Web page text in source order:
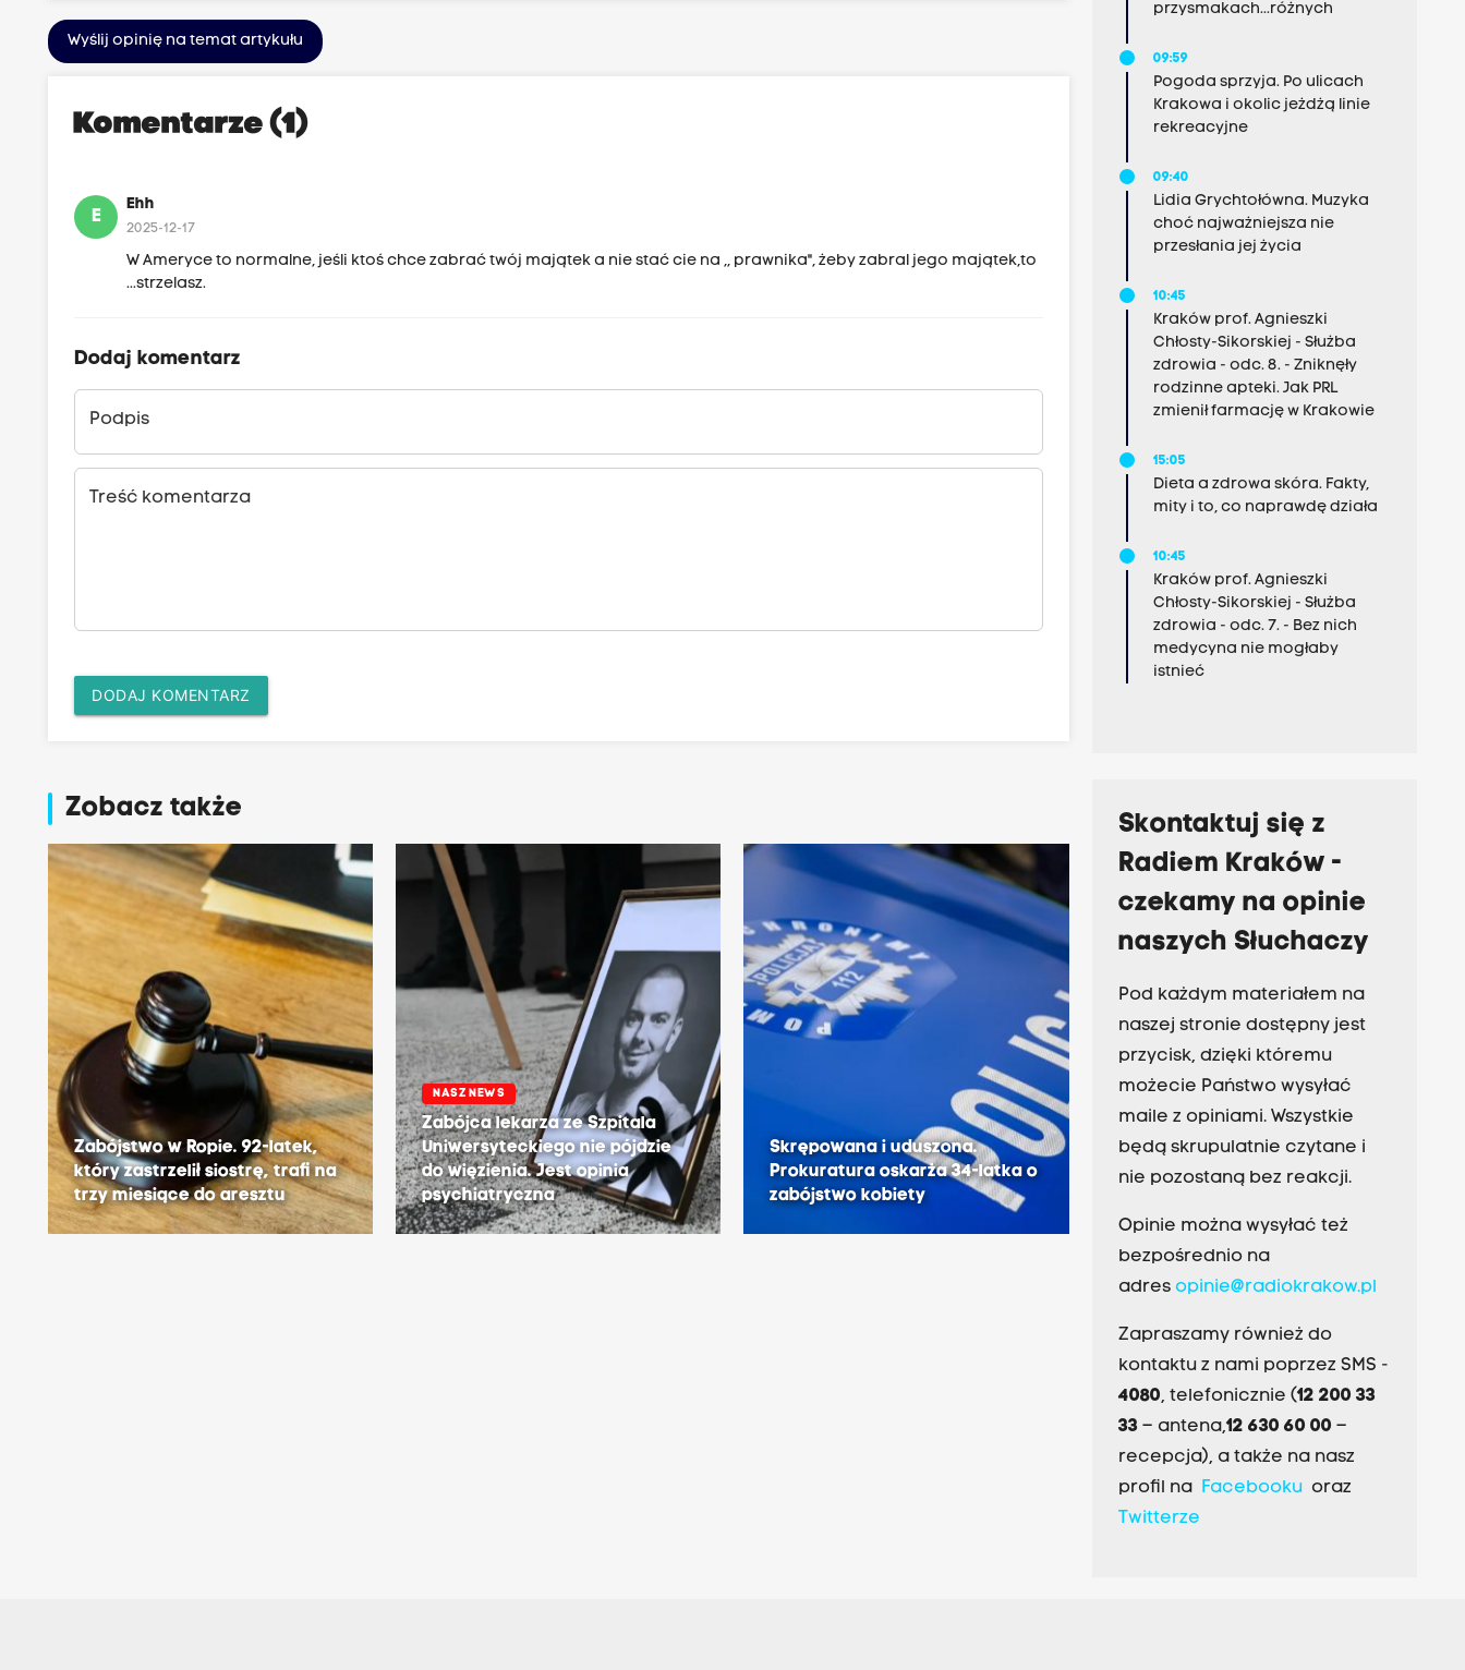
Wyślij opinię na temat artykułu
Komentarze (1)
E
Ehh
2025-12-17
W Ameryce to normalne, jeśli ktoś chce zabrać twój majątek a nie stać cie na ,, prawnika", żeby zabral jego majątek,to
...strzelasz.
Dodaj komentarz
Podpis
Treść komentarza
DODAJ KOMENTARZ
Zobacz także
Zabójstwo w Ropie. 92-latek,
który zastrzelił siostrę, trafi na
trzy miesiące do aresztu
NASZ NEWS
Zabójca lekarza ze Szpitala
Uniwersyteckiego nie pójdzie
do więzienia. Jest opinia
psychiatryczna
Skrępowana i uduszona.
Prokuratura oskarża 34-latka o
zabójstwo kobiety
przysmakach...różnych
09:59
Pogoda sprzyja. Po ulicach
Krakowa i okolic jeżdżą linie
rekreacyjne
09:40
Lidia Grychtołówna. Muzyka
choć najważniejsza nie
przesłania jej życia
10:45
Kraków prof. Agnieszki
Chłosty-Sikorskiej - Służba
zdrowia - odc. 8. - Zniknęły
rodzinne apteki. Jak PRL
zmienił farmację w Krakowie
15:05
Dieta a zdrowa skóra. Fakty,
mity i to, co naprawdę działa
10:45
Kraków prof. Agnieszki
Chłosty-Sikorskiej - Służba
zdrowia - odc. 7. - Bez nich
medycyna nie mogłaby
istnieć
Skontaktuj się z
Radiem Kraków -
czekamy na opinie
naszych Słuchaczy
Pod każdym materiałem na
naszej stronie dostępny jest
przycisk, dzięki któremu
możecie Państwo wysyłać
maile z opiniami. Wszystkie
będą skrupulatnie czytane i
nie pozostaną bez reakcji.
Opinie można wysyłać też
bezpośrednio na
adres opinie@radiokrakow.pl
Zapraszamy również do
kontaktu z nami poprzez SMS -
4080, telefonicznie (12 200 33
33– antena,12 630 60 00 –
recepcja), a także na nasz
profil na Facebookuoraz
Twitterze